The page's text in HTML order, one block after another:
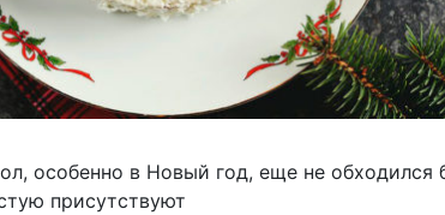
особенно в Новый год, еще не обходился
присутствуют